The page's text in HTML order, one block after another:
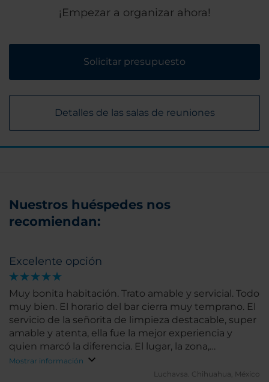
¡Empezar a organizar ahora!
Solicitar presupuesto
Detalles de las salas de reuniones
Nuestros huéspedes nos
recomiendan:
Excelente opción
Muy bonita habitación. Trato amable y servicial. Todo
muy bien. El horario del bar cierra muy temprano. El
servicio de la señorita de limpieza destacable, super
amable y atenta, ella fue la mejor experiencia y
quien marcó la diferencia. El lugar, la zona,
excelente. Muy recomendable.
Mostrar información
Luchavsa. Chihuahua, México